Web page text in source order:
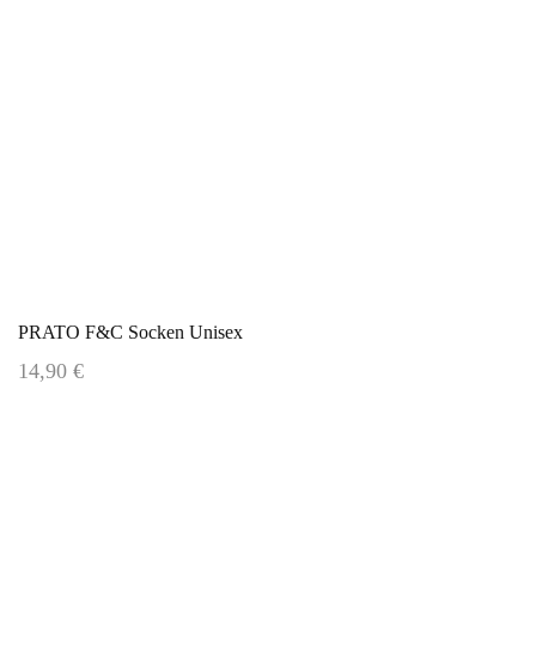
PRATO F&C Socken Unisex
14,90 €